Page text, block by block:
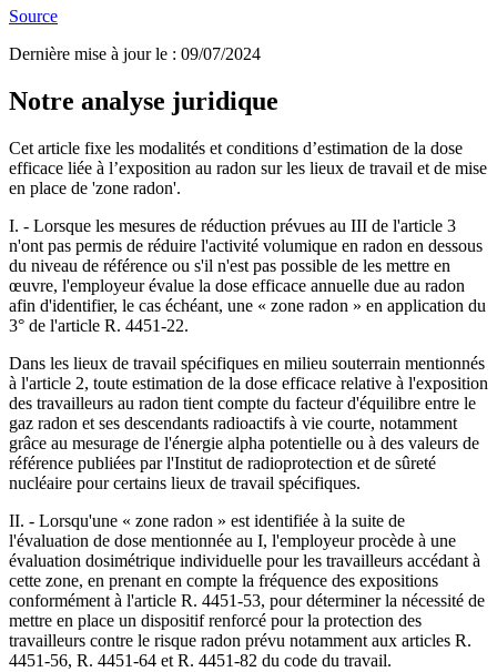
Source
Dernière mise à jour le : 09/07/2024
Notre analyse juridique
Cet article fixe les modalités et conditions d’estimation de la dose
efficace liée à l’exposition au radon sur les lieux de travail et de mise
en place de 'zone radon'.
I. - Lorsque les mesures de réduction prévues au III de l'article 3
n'ont pas permis de réduire l'activité volumique en radon en dessous
du niveau de référence ou s'il n'est pas possible de les mettre en
œuvre, l'employeur évalue la dose efficace annuelle due au radon
afin d'identifier, le cas échéant, une « zone radon » en application du
3° de l'article R. 4451-22.
Dans les lieux de travail spécifiques en milieu souterrain mentionnés
à l'article 2, toute estimation de la dose efficace relative à l'exposition
des travailleurs au radon tient compte du facteur d'équilibre entre le
gaz radon et ses descendants radioactifs à vie courte, notamment
grâce au mesurage de l'énergie alpha potentielle ou à des valeurs de
référence publiées par l'Institut de radioprotection et de sûreté
nucléaire pour certains lieux de travail spécifiques.
II. - Lorsqu'une « zone radon » est identifiée à la suite de
l'évaluation de dose mentionnée au I, l'employeur procède à une
évaluation dosimétrique individuelle pour les travailleurs accédant à
cette zone, en prenant en compte la fréquence des expositions
conformément à l'article R. 4451-53, pour déterminer la nécessité de
mettre en place un dispositif renforcé pour la protection des
travailleurs contre le risque radon prévu notamment aux articles R.
4451-56, R. 4451-64 et R. 4451-82 du code du travail.